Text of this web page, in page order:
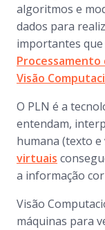
algoritmos e
dados para
importantes
Processamento
Visão
O PLN é a
entendam,
humana (texto e
virtuais
a informação
Visão
máquinas para